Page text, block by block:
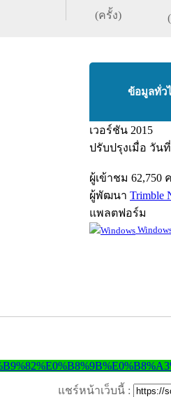
(ครั้ง)
ข้อมูลทั่ว
เวอร์ชัน 2015
ปรับปรุงเมื่อ วัน
ผู้เข้าชม 62,750
ผู้พัฒนา Trimble
แพลตฟอร์ม
แชร์หน้าเว็บนี้ :